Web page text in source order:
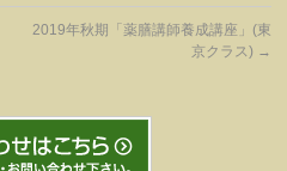
2019年秋期「薬膳講師養成講座」(東
京クラス) →